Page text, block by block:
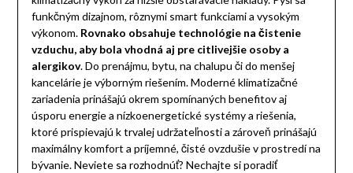
funkčným dizajnom, rôznymi smart funkciami a vysokým
výkonom. Rovnako obsahuje technológie na čistenie
vzduchu, aby bola vhodná aj pre citlivejšie osoby a
alergikov. Do prenájmu, bytu, na chalupu či do menšej
kancelárie je výborným riešením. Moderné klimatizačné
zariadenia prinášajú okrem spomínaných benefitov aj
úsporu energie a nízkoenergetické systémy a riešenia,
ktoré prispievajú k trvalej udržateľnosti a zároveň prinášajú
maximálny komfort a príjemné, čisté ovzdušie v prostredí na
bývanie. Neviete sa rozhodnúť? Nechajte si poradiť